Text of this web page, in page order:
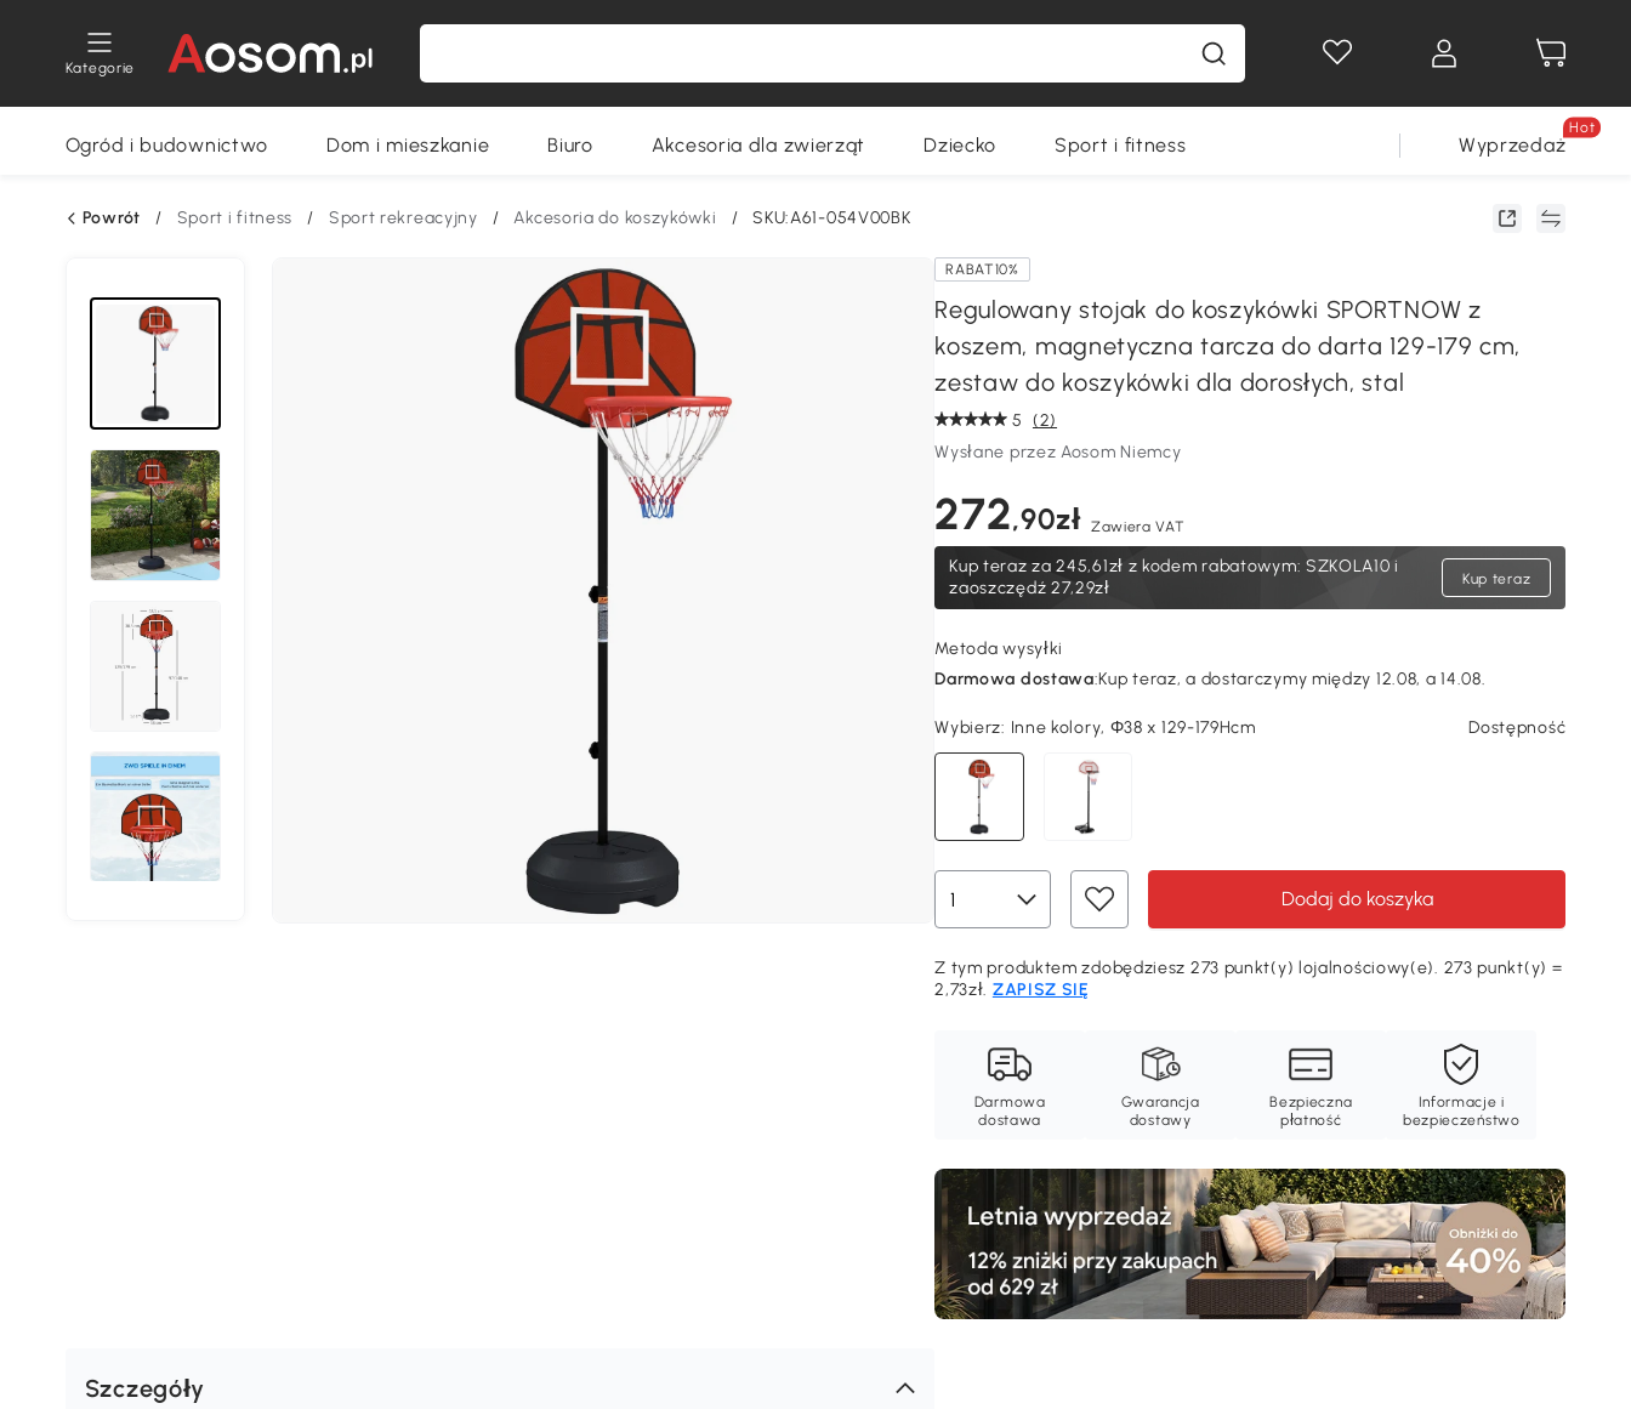
Kategorie
Ogród i budownictwo Dom i mieszkanie Biuro Akcesoria dla zwierząt Dziecko Sport i fitness Wyprzedaż
Hot
Powrót / Sport i fitness / Sport rekreacyjny / Akcesoria do koszykówki / SKU:A61-054V00BK
RABAT10%
Regulowany stojak do koszykówki SPORTNOW z
koszem, magnetyczna tarcza do darta 129-179 cm,
zestaw do koszykówki dla dorosłych, stal
5 (2)
Wysłane przez Aosom Niemcy
272,90zł Zawiera VAT
Kup teraz za245,61zł z kodem rabatowym: SZKOLA10 i
zaoszczędź 27,29zł
Kup teraz
Metoda wysyłki
Darmowa dostawa:Kup teraz, a dostarczymy między 12.08, a 14.08.
Wybierz: Inne kolory, Φ38 x 129-179Hcm Dostępność
Dodaj do koszyka
Z tym produktem zdobędziesz 273 punkt(y) lojalnościowy(e). 273 punkt(y) =
2,73zł. ZAPISZ SIĘ
Darmowa
dostawa
Gwarancja
dostawy
Bezpieczna
płatność
Informacje i
bezpieczeństwo
Szczegóły